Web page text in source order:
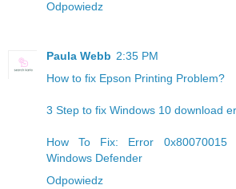
Odpowiedz
Paula Webb 2:35 PM
How to fix Epson Printing Problem?
3 Step to fix Windows 10 download
How To Fix: Error 0x80070015
Windows Defender
Odpowiedz